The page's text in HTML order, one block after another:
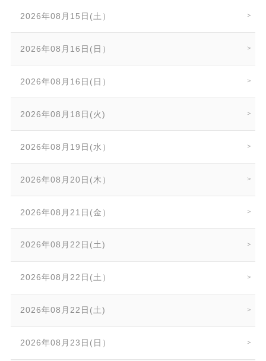
2026年08月15日(土）
2026年08月16日(日）
2026年08月16日(日）
2026年08月18日(火)
2026年08月19日(水）
2026年08月20日(木）
2026年08月21日(金）
2026年08月22日(土)
2026年08月22日(土）
2026年08月22日(土)
2026年08月23日(日）